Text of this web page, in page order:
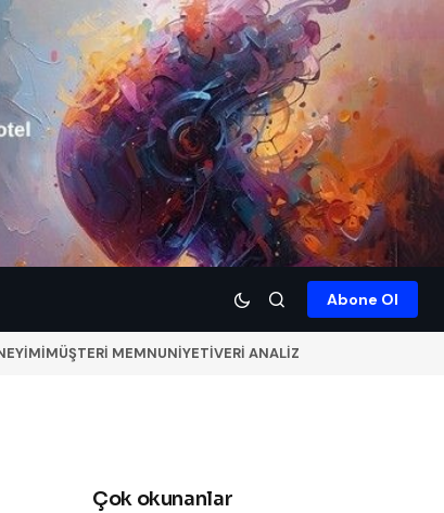
Abone Ol
MÜŞTERİ MEMNUNİYETİVERİ ANALİZ
Çok okunanlar